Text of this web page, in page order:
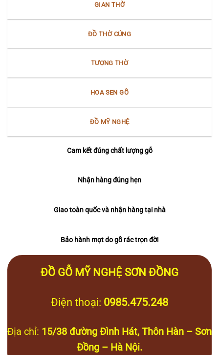
GIAN THỜ
ĐỒ THỜ CÚNG
TƯỢNG THỜ
HOA SEN GỖ
ĐỒ MỸ NGHỆ
Cam kết đúng chất lượng gỗ
Nhận hàng đúng hẹn
Giao toàn quốc và nhận hàng tại nhà
Bảo hành mọt do gỗ rác trọn đời
ĐỒ GỖ MỸ NGHỆ SƠN ĐỒNG
Điện thoại: 0985.475.248
Địa chỉ: 15/38 đường Đình Hát, Thôn Hàn – Sơn
Đồng – Hà Nội.